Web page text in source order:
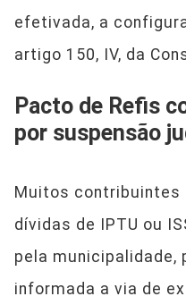
efetivada, a
artigo 150, IV, da
Pacto de Refis
por suspensão
Muitos contribuintes
dívidas de IPTU ou
pela municipalidade,
informada a via de